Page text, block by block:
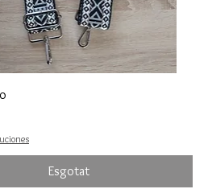
Esgotat